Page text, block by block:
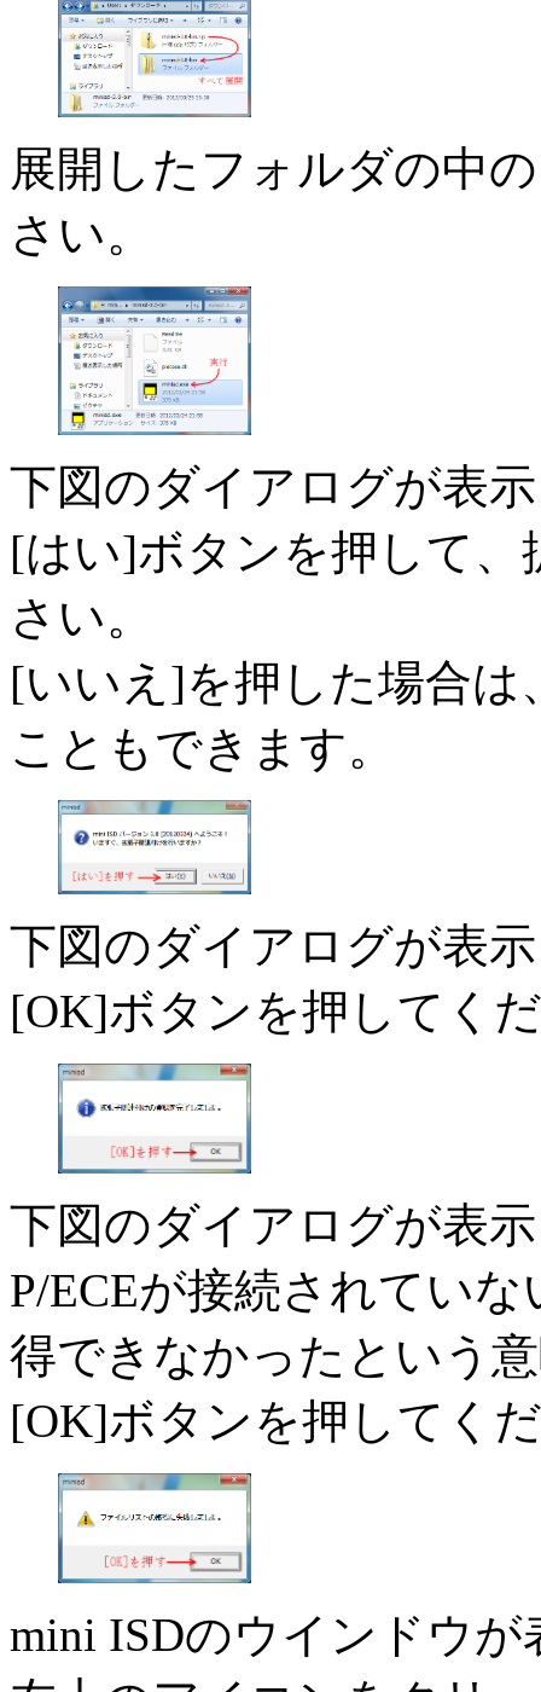
展開したフォルダの中
さい。
下図のダイアログが表
[はい]ボタンを押して、
さい。
[いいえ]を押した場合は
こともできます。
下図のダイアログが表
[OK]ボタンを押してく
下図のダイアログが表
P/ECEが接続されてい
得できなかったという
[OK]ボタンを押してく
mini ISDのウインドウ